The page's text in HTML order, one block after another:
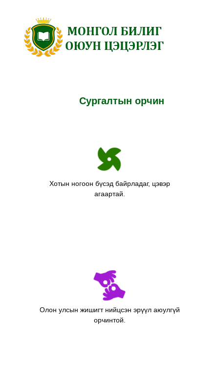
Сургалтын орчин
Хотын ногоон бүсэд байрладаг, цэвэр
агаартай.
Олон улсын жишигт нийцсэн эрүүл аюулгүй
орчинтой.